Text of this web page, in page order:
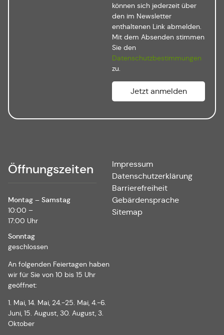
können sich jederzeit über
den im Newsletter
enthaltenen Link abmelden.
Mit dem Absenden stimmen
Sie den
Datenschutzbestimmungen
zu.
Öffnungszeiten
Montag – Samstag
10:00 –
17:00 Uhr
Sonntag
geschlossen
An folgenden Feiertagen haben
wir für Sie von 10 bis 15 Uhr
geöffnet:
1. Mai, 14. Mai, 24.-25. Mai, 4.-6.
Juni, 15. August, 30. August, 3.
Oktober
Impressum
Datenschutzerklärung
Barrierefreiheit
Gebärdensprache
Sitemap